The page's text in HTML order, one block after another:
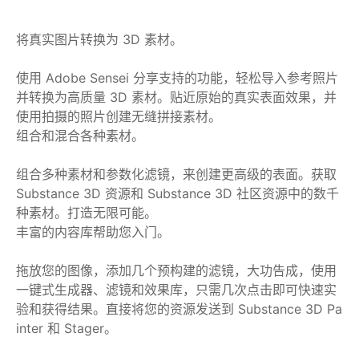
将真实图片转换为 3D 素材。
使用 Adobe Sensei 分享支持的功能，轻松导入参考照片
并转换为高质量 3D 素材。贴近原始的真实表面效果，并
使用拍摄的照片创建无缝拼接素材。
组合和混合各种素材。
组合多种素材和参数化滤镜，来创建更高级的表面。获取
Substance 3D 资源和 Substance 3D 社区资源中的数千
种素材。打造无限可能。
丰富的内容库帮助您入门。
拖放您的图像，添加几个预构建的滤镜，大功告成，使用
一键式生成器、滤镜和效果库，只需几次点击即可快速实
验和获得结果。直接将您的资源发送到 Substance 3D Pa
inter 和 Stager。